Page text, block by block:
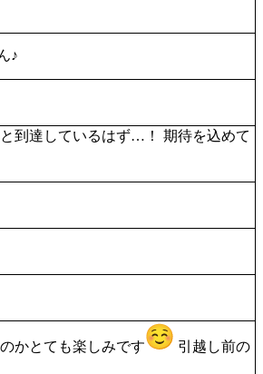
♪
到達しているはず…！ 期待を込めて
かとても楽しみです
引越し前の